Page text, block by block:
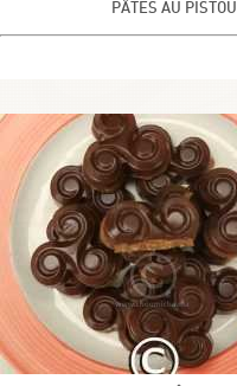
PÂTES AU PISTOU